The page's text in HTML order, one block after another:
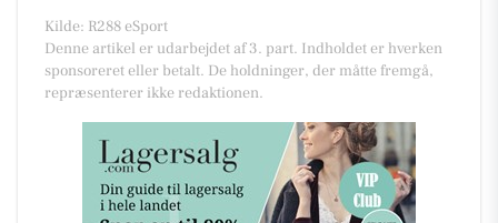
Kilde: R288 eSport
Denne artikel er udarbejdet af 3. part. Indholdet er hverken
sponsoreret eller betalt. De holdninger, der måtte fremgå,
repræsenterer ikke redaktionen.